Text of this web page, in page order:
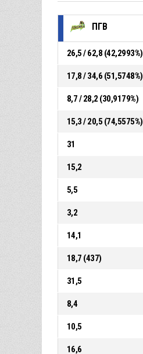
ПГВ
26,5 / 62,8 (42,2993%)
17,8 / 34,6 (51,5748%)
8,7 / 28,2 (30,9179%)
15,3 / 20,5 (74,5575%)
31
15,2
5,5
3,2
14,1
18,7 (437)
31,5
8,4
10,5
16,6